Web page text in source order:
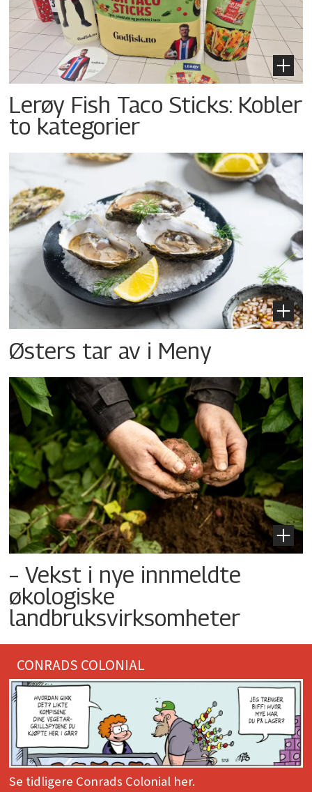
Lerøy Fish Taco Sticks: Kobler
to kategorier
Østers tar av i Meny
– Vekst i nye innmeldte
økologiske
landbruksvirksomheter
CONRADS COLONIAL
Se tidligere Conrads Colonial her.